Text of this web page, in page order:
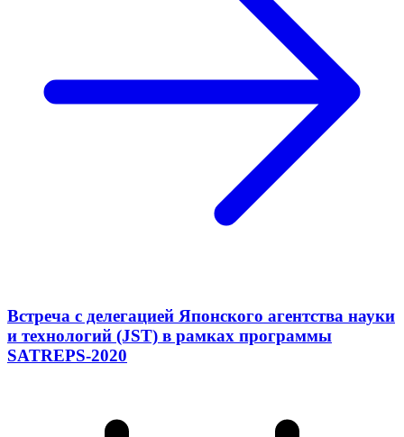
Встреча с делегацией Японского агентства науки
и технологий (JST) в рамках программы
SATREPS-2020